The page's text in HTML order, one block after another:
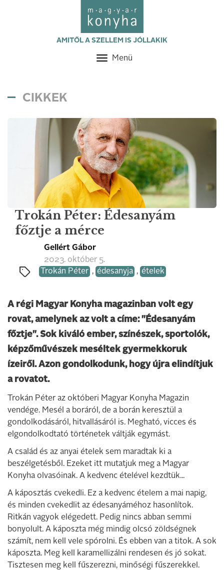
AMITŐL A SZELLEM IS JÓLLAKIK
Toggle
Menü
CIKKEK
Trokán Péter: Édesanyám
főztje a mérce
Gellért Gábor
2023. október 5.
Trokán Péter , édesanyja , ételek
A régi Magyar Konyha magazinban volt egy
rovat, amelynek az volt a címe: "Édesanyám
főztje". Sok kiváló ember, színészek, sportolók,
képzőművészek meséltek gyermekkoruk
ízeiről. Azon gondolkodunk, hogy újra elindítjuk
a rovatot.
Trokán Péter az októberi Magyar Konyha Magazin
vendége. Mesél a boráról, de a borán keresztül a
gondolkodásáról, hitvallásáról is. Megható, vicces és
elgondolkodtató történetek váltják egymást.
A család és az anyai ételek sem maradtak ki a
beszélgetésből. Ezeket itt mutatjuk meg a Magyar
Konyha olvasóinak. A kedvenc ételével kezdtük...
A káposztás cvekedli. Ez a kedvenc ételem a mai napig,
és minden cvekedlit az édesanyáméhoz hasonlítok.
Ritkán vagyok elégedett. Pedig nincs abban semmi
bonyolult. A káposzta még mindig olcsó zöldségnek
számít, nem kell vele spórolni. És ebben van a titok. A sok
káposzta. Meg kell karamellizálni rendesen és jó sokat.
Tisztesen meg kell fűszerezni, minőségi fűszerekkel.